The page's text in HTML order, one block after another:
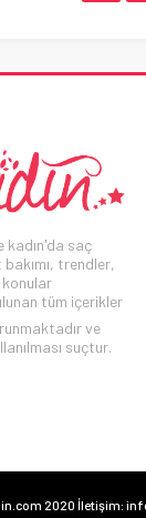
kadın'da saç
trendler,
tüm içerikler
ve
suçtur.
2020 İletişim: